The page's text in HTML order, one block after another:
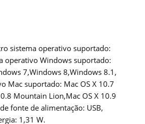
sistema operativo suportado:
operativo Windows suportado:
7,Windows 8,Windows 8.1,
Mac suportado: Mac OS X 10.7
Mountain Lion,Mac OS X 10.9
fonte de alimentação: USB,
1,31 W.